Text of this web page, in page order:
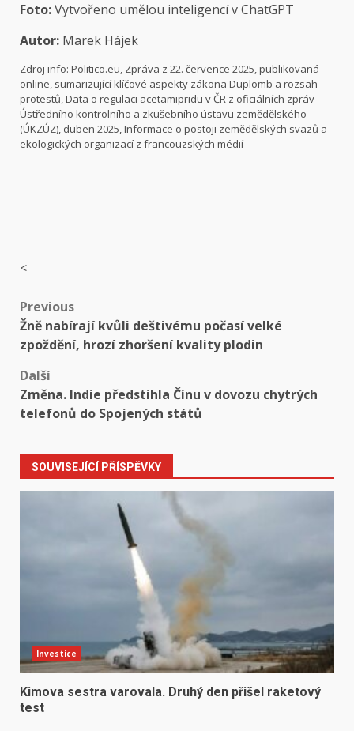
Foto:Vytvořeno umělou inteligencí v ChatGPT
Autor: Marek Hájek
Zdroj info: Politico.eu, Zpráva z 22. července 2025, publikovaná
online, sumarizující klíčové aspekty zákona Duplomb a rozsah
protestů, Data o regulaci acetamipridu v ČR z oficiálních zpráv
Ústředního kontrolního a zkušebního ústavu zemědělského
(ÚKZÚZ), duben 2025, Informace o postoji zemědělských svazů a
ekologických organizací z francouzských médií
<
Post
navigation
Previous
Žně nabírají kvůli deštivému počasí velké
zpoždění, hrozí zhoršení kvality plodin
Další
Změna. Indie předstihla Čínu v dovozu chytrých
telefonů do Spojených států
SOUVISEJÍCÍ PŘÍSPĚVKY
Investice
Kimova sestra varovala. Druhý den přišel raketový
test